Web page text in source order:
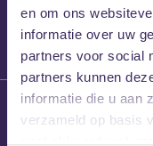
en om ons
informatie over uw
partners voor social
partners kunnen
informatie die u aan
verzameld op basis